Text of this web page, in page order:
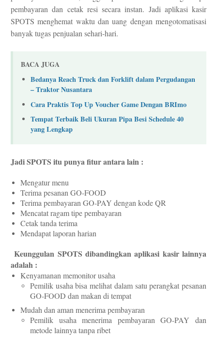
pembayaran dan cetak resi secara instan. Jadi aplikasi kasir
SPOTS menghemat waktu dan uang dengan mengotomatisasi
banyak tugas penjualan sehari-hari.
BACA JUGA
Bedanya Reach Truck dan Forklift dalam Pergudangan
– Traktor Nusantara
Cara Praktis Top Up Voucher Game Dengan BRImo
Tempat Terbaik Beli Ukuran Pipa Besi Schedule 40
yang Lengkap
Jadi SPOTS itu punya fitur antara lain :
Mengatur menu
Terima pesanan GO-FOOD
Terima pembayaran GO-PAY dengan kode QR
Mencatat ragam tipe pembayaran
Cetak tanda terima
Mendapat laporan harian
Keunggulan SPOTS dibandingkan aplikasi kasir lainnya
adalah :
Kenyamanan memonitor usaha
Pemilik usaha bisa melihat dalam satu perangkat pesanan
GO-FOOD dan makan di tempat
Mudah dan aman menerima pembayaran
Pemilik usaha menerima pembayaran GO-PAY dan
metode lainnya tanpa ribet